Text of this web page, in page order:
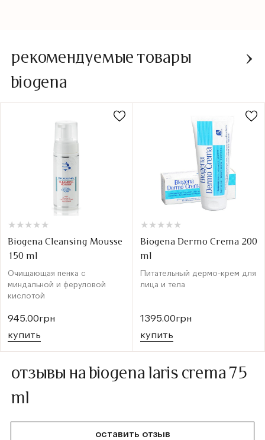
рекомендуемые товары
biogena
★
★ ★
★ ★
★ ★
★ ★
★
Biogena Cleansing Mousse
150 ml
Очищающая пенка с
миндальной и феруловой
кислотой
945.00грн
купить
★
★ ★
★ ★
★ ★
★ ★
★
Biogena Dermo Crema 200
ml
Питательный дермо-крем для
лица и тела
1395.00грн
купить
отзывы на biogena laris crema 75
ml
оставить отзыв